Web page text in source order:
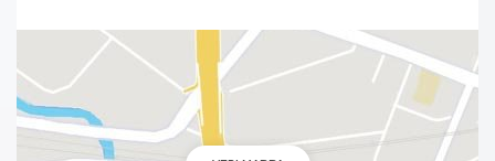
Mialgia
Reumatismo